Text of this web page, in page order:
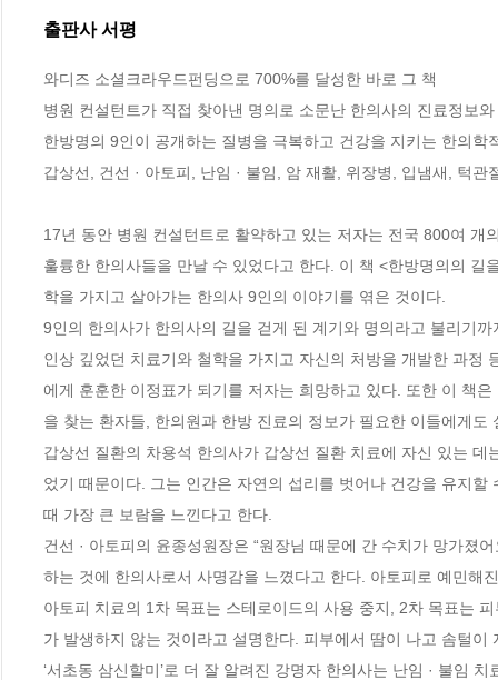
출판사 서평
와디즈 소셜크라우드펀딩으로 700%를 달성한 바로 그 책
병원 컨설턴트가 직접 찾아낸 명의로 소문난 한의사의 진료정보
한방명의 9인이 공개하는 질병을 극복하고 건강을 지키는 한의학
갑상선, 건선 · 아토피, 난임 · 불임, 암 재활, 위장병, 입냄새, 턱관
17년 동안 병원 컨설턴트로 활약하고 있는 저자는 전국 800여
훌륭한 한의사들을 만날 수 있었다고 한다. 이 책 <한방명의의
학을 가지고 살아가는 한의사 9인의 이야기를 엮은 것이다.
9인의 한의사가 한의사의 길을 걷게 된 계기와 명의라고 불리기
인상 깊었던 치료기와 철학을 가지고 자신의 처방을 개발한 과정
에게 훈훈한 이정표가 되기를 저자는 희망하고 있다. 또한 이 책
을 찾는 환자들, 한의원과 한방 진료의 정보가 필요한 이들에게도
갑상선 질환의 차용석 한의사가 갑상선 질환 치료에 자신 있는
었기 때문이다. 그는 인간은 자연의 섭리를 벗어나 건강을 유지
때 가장 큰 보람을 느낀다고 한다.
건선 · 아토피의 윤종성원장은 “원장님 때문에 간 수치가 망가졌
하는 것에 한의사로서 사명감을 느꼈다고 한다. 아토피로 예민해
아토피 치료의 1차 목표는 스테로이드의 사용 중지, 2차 목표는
가 발생하지 않는 것이라고 설명한다. 피부에서 땀이 나고 솜털
‘서초동 삼신할미’로 더 잘 알려진 강명자 한의사는 난임 · 불임